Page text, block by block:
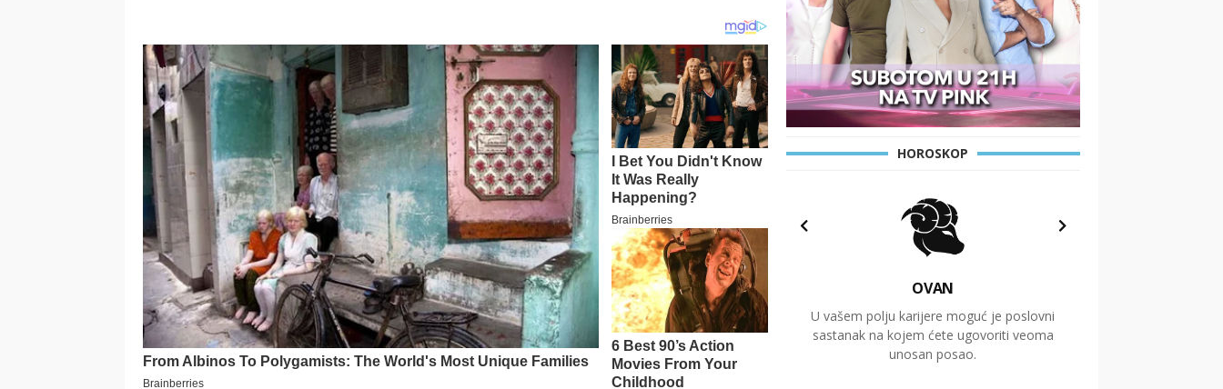
HOROSKOP
OVAN
U vašem polju karijere moguć je poslovni
sastanak na kojem ćete ugovoriti veoma
unosan posao.